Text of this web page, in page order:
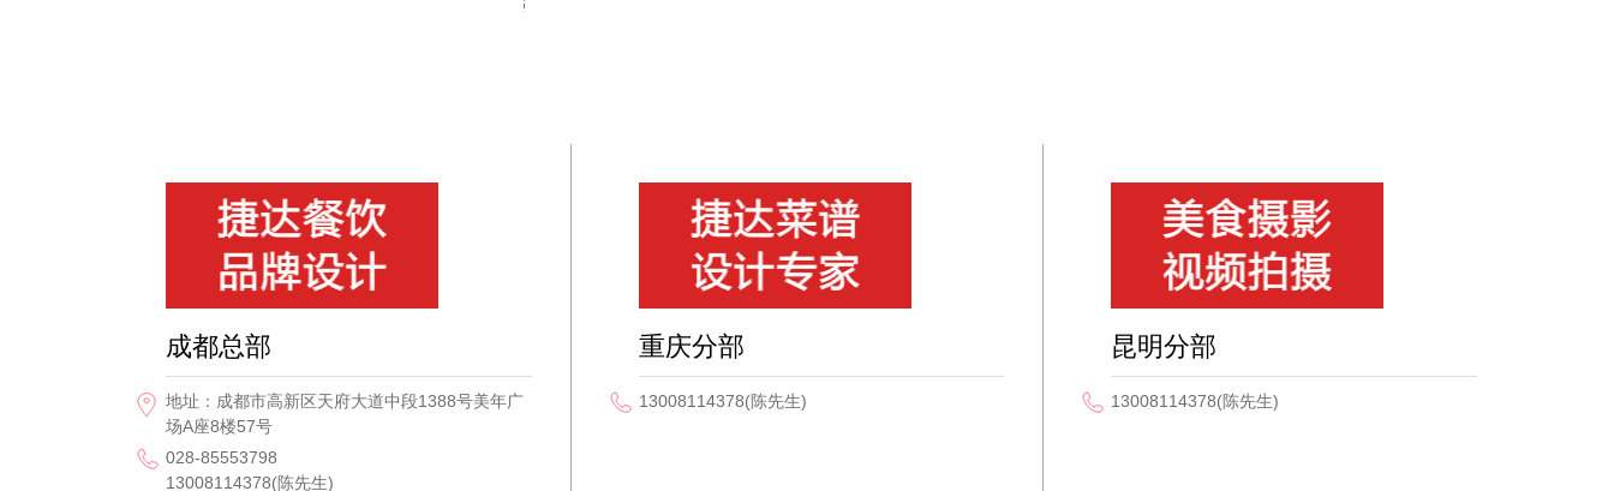
成都总部
地址：成都市高新区天府大道中段1388号美年广
场A座8楼57号
028-85553798
13008114378(陈先生)
重庆分部
13008114378(陈先生)
昆明分部
13008114378(陈先生)